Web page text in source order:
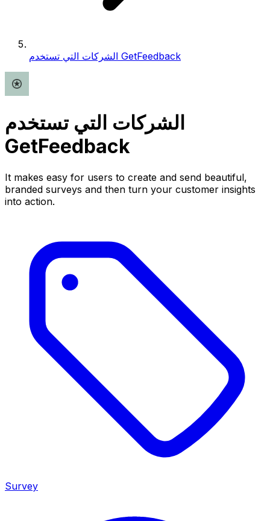
الشركات التي تستخدم GetFeedback
الشركات التي تستخدم
GetFeedback
It makes easy for users to create and send beautiful,
branded surveys and then turn your customer insights
into action.
Survey